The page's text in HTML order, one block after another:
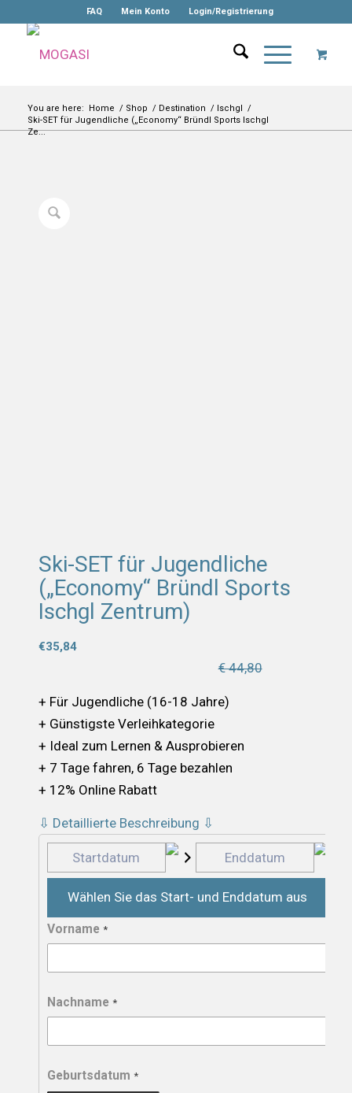
FAQ Mein Konto Login/Registrierung
You are here: Home / Shop / Destination / Ischgl /
Ski-SET für Jugendliche („Economy“ Bründl Sports Ischgl
Ze...
Ski-SET für Jugendliche
(„Economy“ Bründl Sports
Ischgl Zentrum)
€35,84
€ 44,80
+ Für Jugendliche (16-18 Jahre)
+ Günstigste Verleihkategorie
+ Ideal zum Lernen & Ausprobieren
+ 7 Tage fahren, 6 Tage bezahlen
+ 12% Online Rabatt
⇩ Detaillierte Beschreibung ⇩
Wählen Sie das Start- und Enddatum aus
Vorname *
Nachname *
Geburtsdatum *